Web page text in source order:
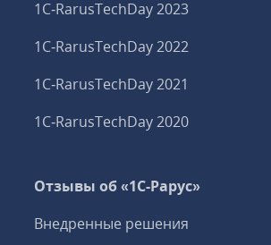
1C‑RarusTechDay 2023
1C‑RarusTechDay 2022
1C‑RarusTechDay 2021
1C‑RarusTechDay 2020
Отзывы об «1С-Рарус»
Внедренные решения